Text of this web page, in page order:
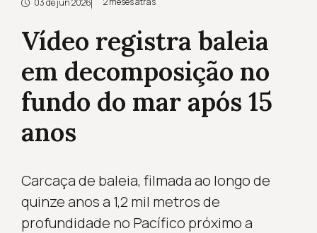
03 de jun 2026
Vídeo registra baleia
em decomposição no
fundo do mar após 15
anos
Carcaça de baleia, filmada ao longo de
quinze anos a 1,2 mil metros de
profundidade no Pacífico próximo a